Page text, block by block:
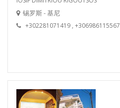
锡罗斯 - 基尼
+302281071419 , +306986115567